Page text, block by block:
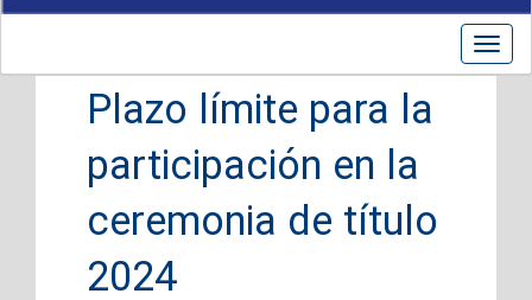
Plazo límite para la
participación en la
ceremonia de título
2024